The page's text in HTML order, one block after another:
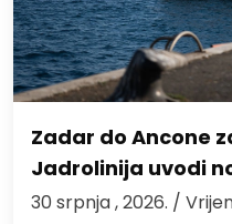
Zadar do Ancone
Jadrolinija uvodi
30 srpnja , 2026. /